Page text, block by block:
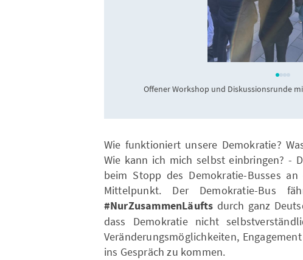
Offener Workshop und Diskussionsrunde
Wie funktioniert unsere Demokratie?
Wie kann ich mich selbst einbringen? -
beim Stopp des Demokratie-Busses
Mittelpunkt. Der Demokratie-Bus
#NurZusammenLäufts durch ganz
dass Demokratie nicht
Veränderungsmöglichkeiten,
ins Gespräch zu kommen.